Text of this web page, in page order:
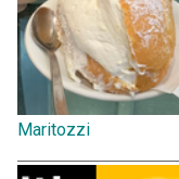
Maritozzi